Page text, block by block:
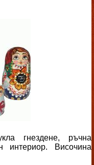
гнездене, ръчна
интериор. Височина